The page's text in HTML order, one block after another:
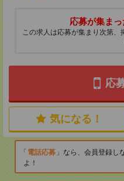
応募が集ま
この求人は応募が集まり次第、
応
気になる！
電話応募
なら、会員登録し
よ！